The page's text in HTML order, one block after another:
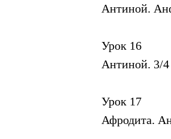
Антиной.
Урок 16
Антиной. 3/4
Урок 17
Афродита.